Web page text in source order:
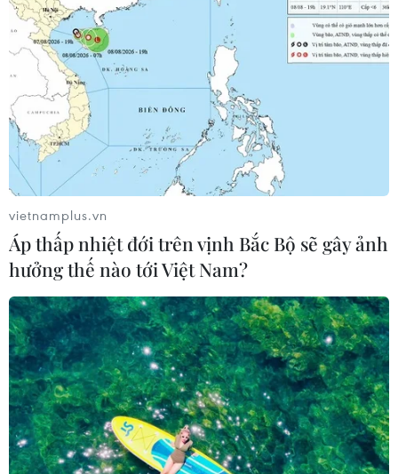
TIN CÙNG CHUYÊN MỤC
Ngân hàng Trung ương Trung Quốc
mua thêm 20 tấn vàng trong tháng 7
07/08/2026 15:21
vietnamplus.vn
Áp thấp nhiệt đới trên vịnh Bắc Bộ sẽ gây ảnh
hưởng thế nào tới Việt Nam?